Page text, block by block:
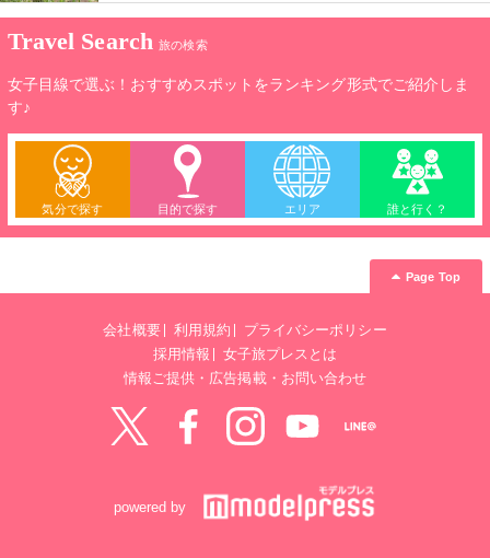
ルーツを観察できたりと、随所でハワイらしさも楽しめます。
Travel Search 旅の検索
女子目線で選ぶ！おすすめスポットをランキング形式でご紹介しま
す♪
気分で探す 目的で探す エリア 誰と行く？
Page Top
会社概要 利用規約
プライバシーポリシー
採用情報
女子旅プレスとは
情報ご提供・広告掲載・お問い合わせ
powered by